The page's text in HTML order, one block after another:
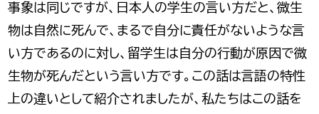
事象は同じですが、日本人の学生の言い方だと、微生
物は自然に死んで、まるで自分に責任がないような言
い方であるのに対し、留学生は自分の行動が原因で微
生物が死んだという言い方です。この話は言語の特性
上の違いとして紹介されましたが、私たちはこの話を